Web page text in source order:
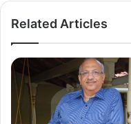
Related Articles